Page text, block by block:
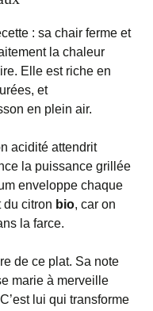
: sa chair ferme et
la chaleur
Elle est riche en
et
en plein air.
acidité attendrit
la puissance grillée
enveloppe chaque
du citron bio, car on
la farce.
de ce plat. Sa note
marie à merveille
lui qui transforme